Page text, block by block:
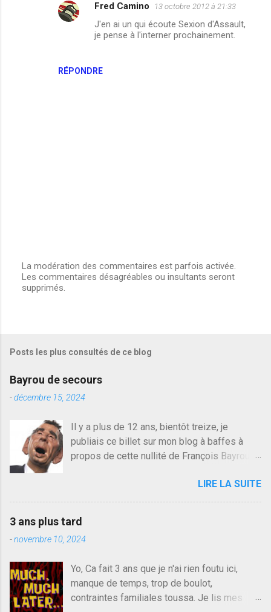
RÉPONDRE
Fred Camino 13 octobre 2012 à 21:33
J'en ai un qui écoute Sexion d'Assault,
je pense à l'interner prochainement.
E
n
t
e
r
u
m
m
e
n
r
e
La modération des commentaires est parfois activée.
Les commentaires désagréables ou insultants seront
supprimés.
Posts les plus consultés de ce blog
Bayrou de secours
-décembre 15, 2024
Il y a plus de 12 ans, bientôt treize, je
publiais ce billet sur mon blog à baffes à
propos de cette nullité de François Bayrou. Il
quelqu'un, je ne parle pas des couples mais
des amis ou des valeurs dans lesquels on
croit. François Bayrou est en passe de
devenir le traite d'une partie de son électorat
et c'est par la presse qu'on l'apprend. On
plus proche de Sarkozy que de Hollande,
sinon il serait candidat du centre de la
gauche molle mais quand on écoutait ses
LIRE LA SUITE
3 ans plus tard
-novembre 10, 2024
Yo, Ca fait 3 ans que je n'ai rien foutu ici,
manque de temps, trop de boulot,
contraintes familiales toussa. Je lis mes